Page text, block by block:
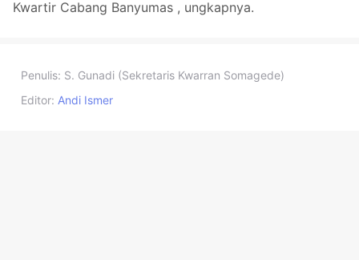
Kwartir Cabang Banyumas , ungkapnya.
Penulis: S. Gunadi (Sekretaris Kwarran Somagede)
Editor: Andi Ismer